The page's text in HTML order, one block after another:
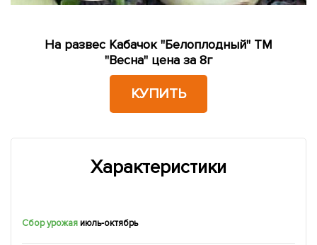
На развес Кабачок "Белоплодный" ТМ
"Весна" цена за 8г
КУПИТЬ
Характеристики
Сбор урожаяиюль-октябрь